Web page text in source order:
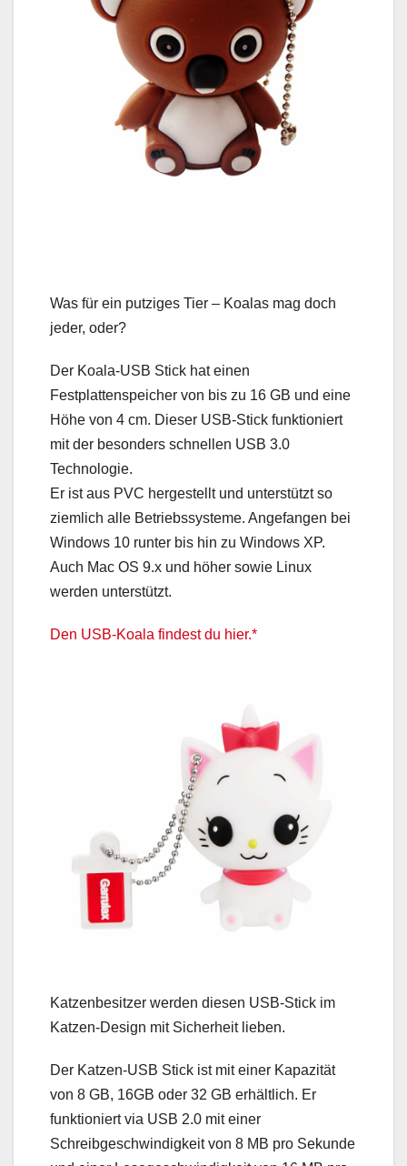
Was für ein putziges Tier – Koalas mag doch
jeder, oder?
Der Koala-USB Stick hat einen
Festplattenspeicher von bis zu 16 GB und eine
Höhe von 4 cm. Dieser USB-Stick funktioniert
mit der besonders schnellen USB 3.0
Technologie.
Er ist aus PVC hergestellt und unterstützt so
ziemlich alle Betriebssysteme. Angefangen bei
Windows 10 runter bis hin zu Windows XP.
Auch Mac OS 9.x und höher sowie Linux
werden unterstützt.
Den USB-Koala findest du hier.*
Katzenbesitzer werden diesen USB-Stick im
Katzen-Design mit Sicherheit lieben.
Der Katzen-USB Stick ist mit einer Kapazität
von 8 GB, 16GB oder 32 GB erhältlich. Er
funktioniert via USB 2.0 mit einer
Schreibgeschwindigkeit von 8 MB pro Sekunde